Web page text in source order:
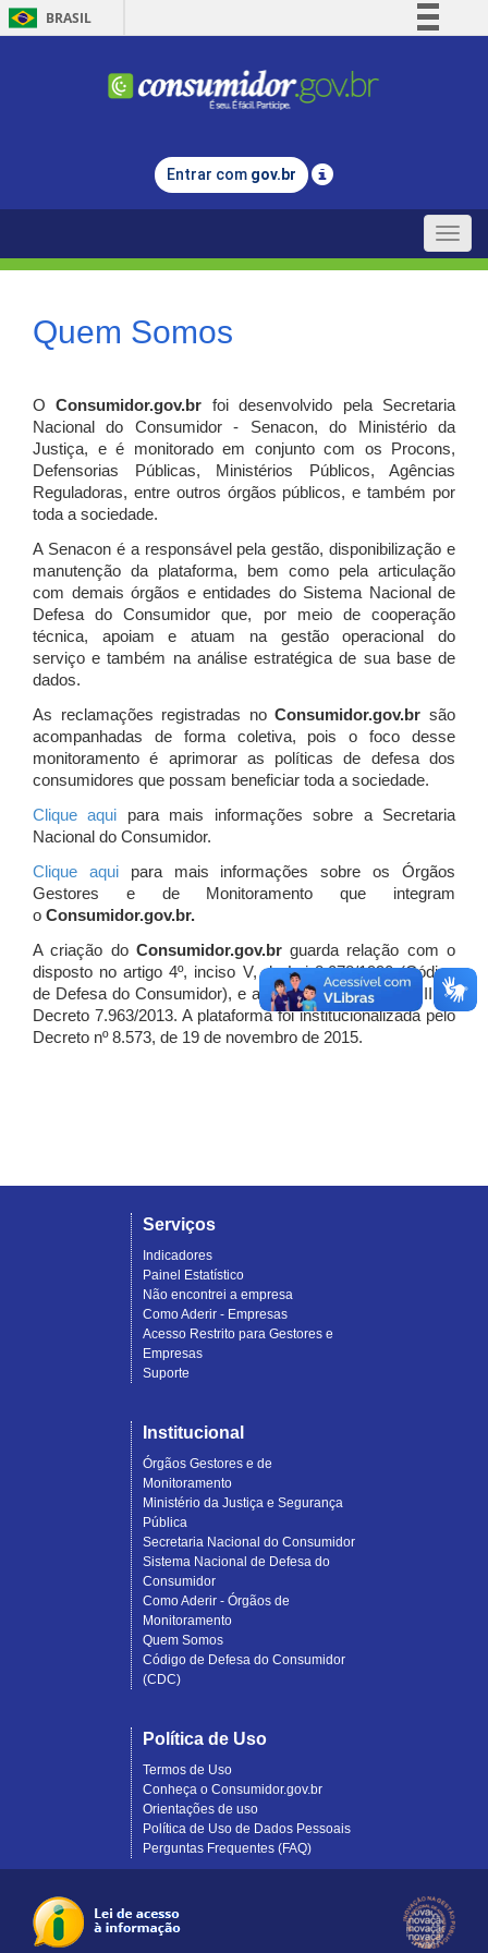
BRASIL
Comunica BR
Legislação
Entrar com gov.br
Toggle
Quem Somos
OConsumidor.gov.br
foi desenvolvido pela Secretaria
Nacional do Consumidor - Senacon, do Ministério da
Justiça, e é monitorado em conjunto com os Procons,
Defensorias Públicas, Ministérios Públicos, Agências
Reguladoras, entre outros órgãos públicos, e também por
toda a sociedade.
A Senacon é a responsável pela gestão, disponibilização e
manutenção da plataforma, bem como pela articulação
com demais órgãos e entidades do Sistema Nacional de
Defesa do Consumidor que, por meio de cooperação
técnica, apoiam e atuam na gestão operacional do
serviço e também na análise estratégica de sua base de
dados.
As reclamações registradas noConsumidor.gov.br são
acompanhadas de forma coletiva, pois o foco desse
monitoramento é aprimorar as políticas de defesa dos
consumidores que possam beneficiar toda a sociedade.
Clique aqui para mais informações sobre a Secretaria
Nacional do Consumidor.
Clique aquipara mais informações sobre os Órgãos
Gestores e de Monitoramento que integram
o Consumidor.gov.br.
A criação do Consumidor.gov.brguarda relação com o
disposto no artigo 4º, inciso V, da Lei 8.078/1990 (Código
de Defesa do Consumidor), e artigo 7º, incisos I, II e III do
Decreto 7.963/2013. A plataforma foi institucionalizada pelo
Decreto nº 8.573, de 19 de novembro de 2015.
Serviços
Indicadores
Painel Estatístico
Não encontrei a empresa
Como Aderir - Empresas
Acesso Restrito para Gestores e
Empresas
Suporte
Institucional
Órgãos Gestores e de
Monitoramento
Ministério da Justiça e Segurança
Pública
Secretaria Nacional do Consumidor
Sistema Nacional de Defesa do
Consumidor
Como Aderir - Órgãos de
Monitoramento
Quem Somos
Código de Defesa do Consumidor
(CDC)
Política de Uso
Termos de Uso
Conheça o Consumidor.gov.br
Orientações de uso
Política de Uso de Dados Pessoais
Perguntas Frequentes (FAQ)